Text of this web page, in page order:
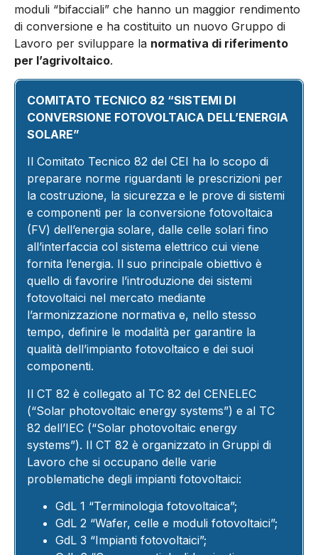
moduli “bi­facciali” che hanno un maggior rendimento
di conversione e ha costituito un nuovo Gruppo di
Lavoro per sviluppare la norma­tiva di riferimento
per l’agrivol­taico.
COMITATO TECNICO 82 “SISTEMI DI
CONVERSIONE FOTOVOLTAICA DELL’ENERGIA
SOLARE”
Il Comitato Tecnico 82 del CEI ha lo scopo di
preparare norme riguardanti le prescrizioni per
la costruzione, la sicurezza e le prove di sistemi
e componenti per la conversione fotovoltaica
(FV) dell’energia solare, dalle celle solari fino
all’interfaccia col sistema elettrico cui viene
fornita l’energia. Il suo principale obiettivo è
quello di favorire l’introduzione dei sistemi
fotovoltaici nel mercato mediante
l’armonizzazione normativa e, nello stesso
tempo, definire le modalità per garantire la
qualità dell’impianto fotovoltaico e dei suoi
componenti.
Il CT 82 è collegato al TC 82 del CENELEC
(“Solar photovoltaic energy systems”) e al TC
82 dell’IEC (“Solar photovoltaic energy
systems”). Il CT 82 è organizzato in Gruppi di
Lavoro che si occupano delle varie
problematiche degli impianti fotovoltaici:
GdL 1 “Terminologia fotovoltaica”;
GdL 2 “Wafer, celle e moduli fotovoltaici”;
GdL 3 “Impianti fotovoltaici”;